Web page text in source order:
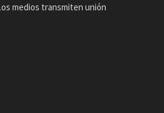
medios transmiten unión